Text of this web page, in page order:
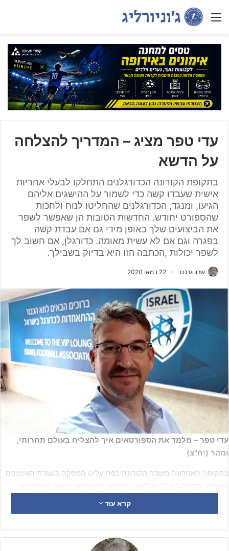
Menu
עדי טפר מציג – המדריך להצלחה
על הדשא
בתקופת הקורונה הכדורגלנים התחלקו לבעלי אחריות
אישית שעבדו קשה כדי לשמור על ההישגים אליהם
הגיעו, ומנגד, הכדורגלנים שהחליטו לנוח ולחכות
שהספורט יחודש. החדשות הטובות הן שאפשר לשפר
את הביצועים שלך באופן מידי גם אם עבדת קשה
בפגרה וגם אם לא עשית מאומה. כדורגלן, אם חשוב לך
לשפר יכולות ,הכתבה הזו היא בדיוק בשבילך.
שרון גרכט 22 במאי 2020
עדי טפר – מלמד את הספורטאים איך להצליח בעולם תחרותי,
ומהר (יח"צ)
בתקופה האחרונה משבר הקורונה כפה עלינו הפסקה בשגרת האימונים
קבוצות, ועכשיו כל אחד פוגש את עצמו בהתאם למידת המאמץ שהוא
קרא עוד